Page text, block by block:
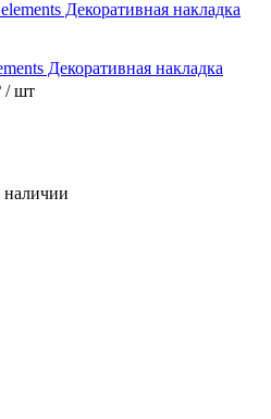
Декоративная накладка
/ шт